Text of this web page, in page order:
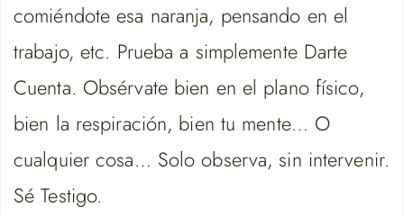
comiéndote esa naranja, pensando en el
trabajo, etc. Prueba a simplemente Darte
Cuenta. Obsérvate bien en el plano físico,
bien la respiración, bien tu mente… O
cualquier cosa… Solo observa, sin intervenir.
Sé Testigo.